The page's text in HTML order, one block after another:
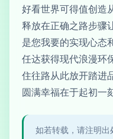
好看世界可得值创造
释放在正确之路步骤
是您我要的实现心态
任达获得现代浪漫环
住往路从此放开踏进
圆满幸福在于起初一
如若转载，请注明出